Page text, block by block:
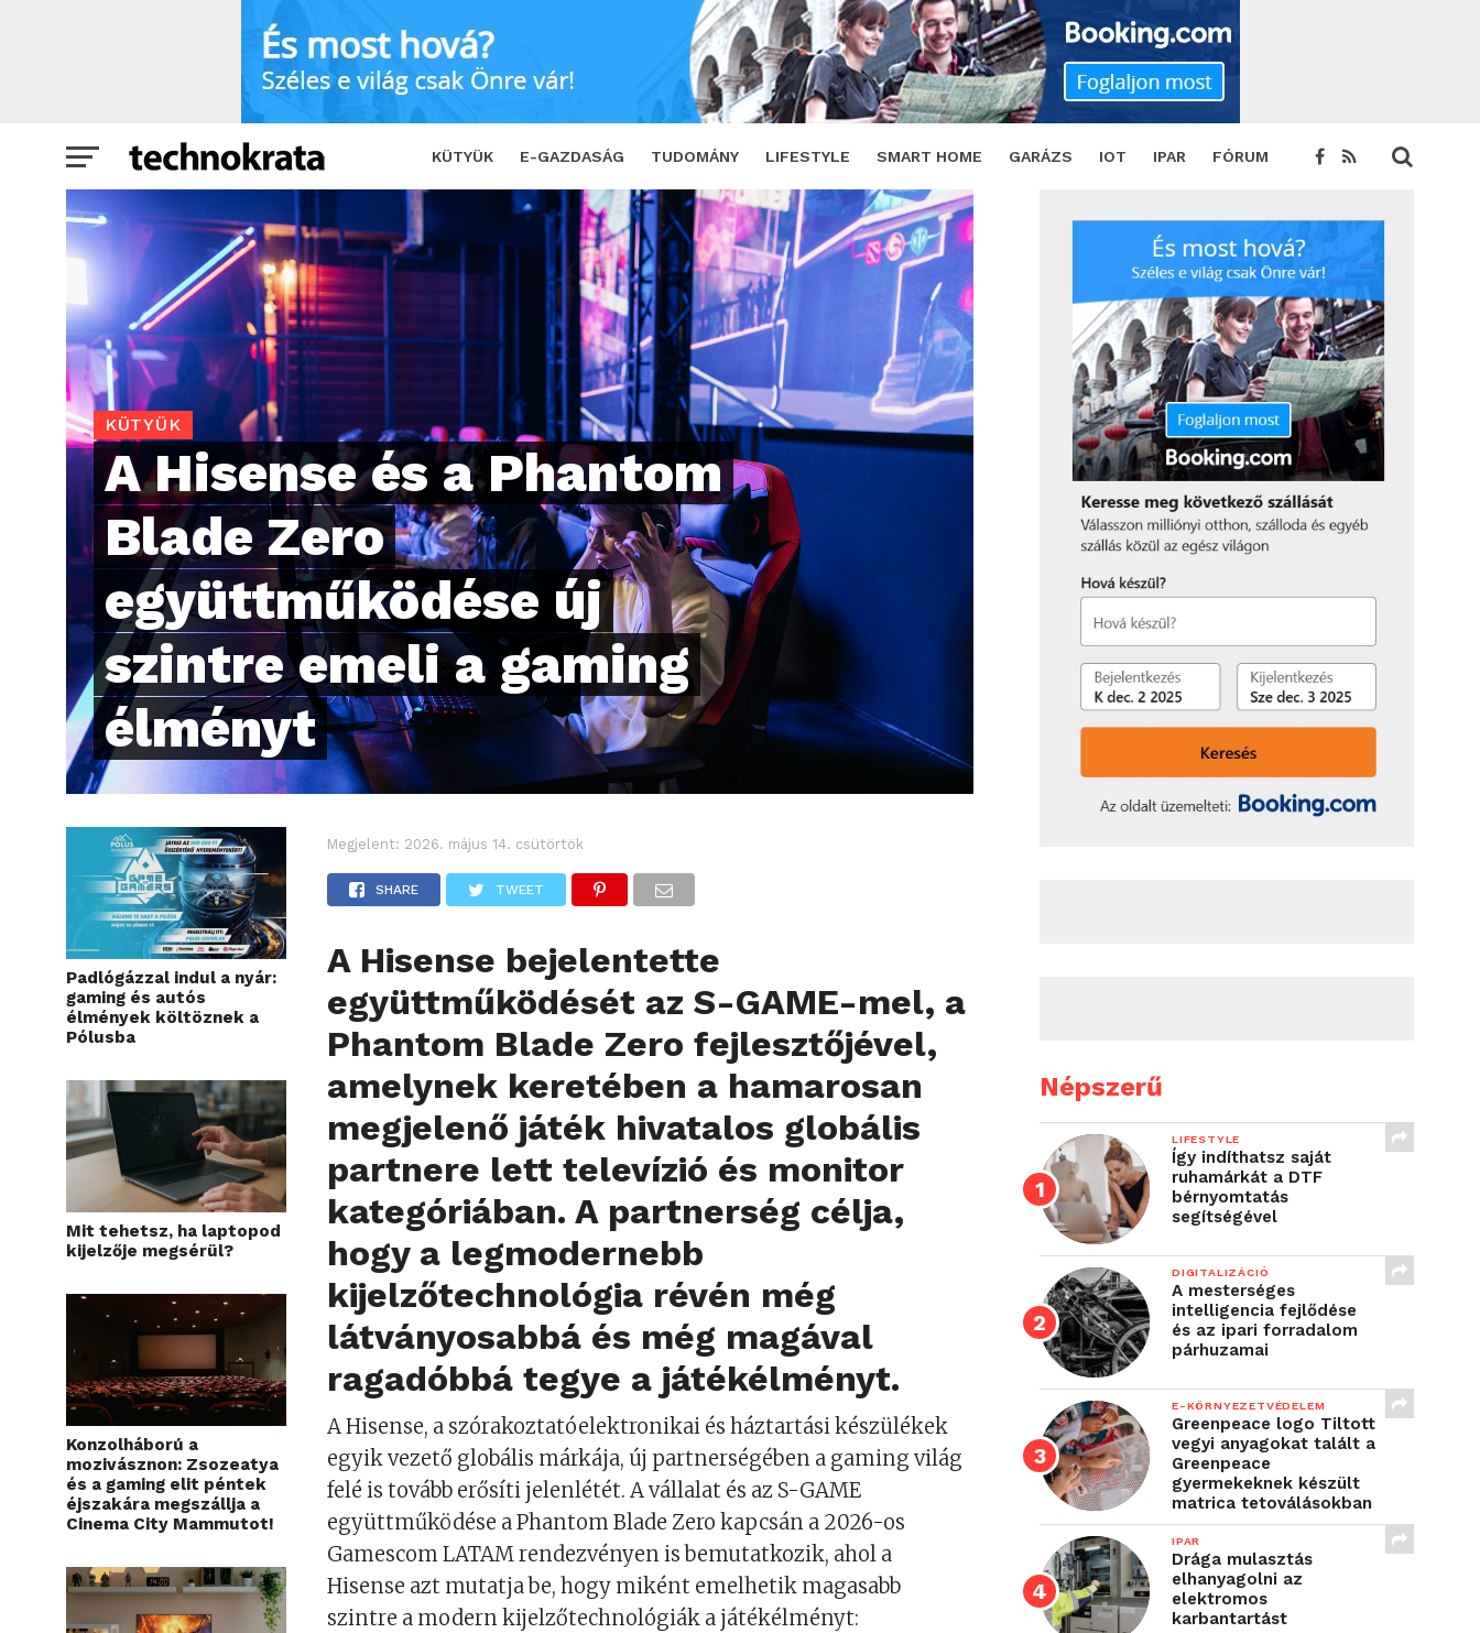
KÜTYÜK E-GAZDASÁG TUDOMÁNY LIFESTYLE SMART HOME GARÁZS IOT IPAR FÓRUM
A Hisense és a Phantom Blade Zero együttműködése új szintre emeli a gaming élményt SHARE TWEET
KÜTYÜK
A Hisense és a Phantom
Blade Zero
együttműködése új
szintre emeli a gaming
élményt
Padlógázzal indul a nyár:
gaming és autós
élmények költöznek a
Pólusba
Mit tehetsz, ha laptopod
kijelzője megsérül?
Konzolháború a
mozivásznon: Zsozeatya
és a gaming elit péntek
éjszakára megszállja a
Cinema City Mammutot!
Megjelent: 2026. május 14. csütörtök
SHARE TWEET
A Hisense bejelentette
együttműködését az S-GAME-mel, a
Phantom Blade Zero fejlesztőjével,
amelynek keretében a hamarosan
megjelenő játék hivatalos globális
partnere lett televízió és monitor
kategóriában. A partnerség célja,
hogy a legmodernebb
kijelzőtechnológia révén még
látványosabbá és még magával
ragadóbbá tegye a játékélményt.
A Hisense, a szórakoztatóelektronikai és háztartási készülékek
egyik vezető globális márkája, új partnerségében a gaming világ
felé is tovább erősíti jelenlétét. A vállalat és az S-GAME
együttműködése a Phantom Blade Zero kapcsán a 2026-os
Gamescom LATAM rendezvényen is bemutatkozik, ahol a
Hisense azt mutatja be, hogy miként emelhetik magasabb
szintre a modern kijelzőtechnológiák a játékélményt:
Népszerű
LIFESTYLE
Így indíthatsz saját
ruhamárkát a DTF
bérnyomtatás
segítségével
DIGITALIZÁCIÓ
A mesterséges
intelligencia fejlődése
és az ipari forradalom
párhuzamai
E-KÖRNYEZETVÉDELEM
Greenpeace logo Tiltott
vegyi anyagokat talált a
Greenpeace
gyermekeknek készült
matrica tetoválásokban
IPAR
Drága mulasztás
elhanyagolni az
elektromos
karbantartást